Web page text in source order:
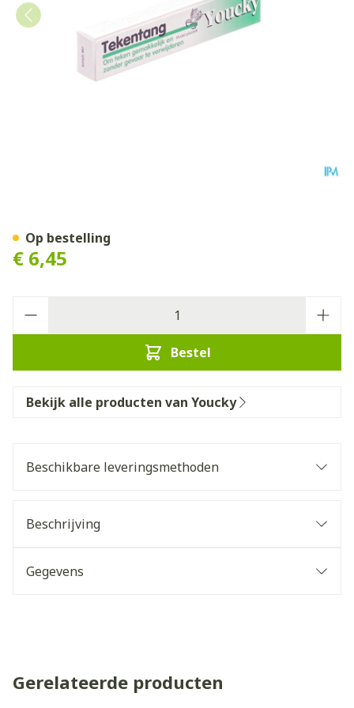
€ 6,45
Bestel
Op bestelling
Bekijk alle producten van Youcky
Beschikbare leveringsmethoden
Beschrijving
Gegevens
Gerelateerde producten